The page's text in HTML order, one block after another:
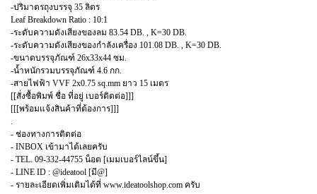
-ปริมาตรถุงบรรจุ 35 ลิตร
Leaf Breakdown Ratio : 10:1
-ระดับความดังเสียงของลม 83.54 DB. , K=30 DB.
-ระดับความดังเสียงของกำลังเครื่อง 101.08 DB. , K=30 DB.
-ขนาดบรรจุภัณฑ์ 26x33x44 ซม.
-น้ำหนักรวมบรรจุภัณฑ์ 4.6 กก.
-สายไฟฟ้า VVF 2x0.75 sq.mm ยาว 15 เมตร
[[สั่งซื้อพิมพ์ ชื่อ ที่อยู่ เบอร์ติดต่อ]]]
[[[พร้อมแจ้งสินค้าที่ต้องการ]]]
- ช่องทางการติดต่อ
- INBOX เข้ามาได้เลยครับ
- TEL. 09-332-44755 น็อต [เมมเบอร์ไลน์ขึ้น]
- LINE ID : @ideatool [มี@]
- รายละเอียดเพิ่มเติมได้ที่ www.ideatoolshop.com ครับ